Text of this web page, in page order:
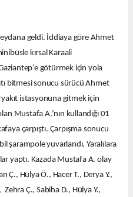
geldi. İddiaya göre Ahmet
kırsal Karaali
götürmek için yola
bitmesi sonucu sürücü Ahmet
istasyonuna gitmek için
Mustafa A.’nın kullandığı 01
çarpıştı. Çarpışma sonucu
şarampole yuvarlandı. Yaralılara
yaptı. Kazada Mustafa A. olay
Ç., Hülya Ö., Hacer T., Derya Y.,
Ç., Sabiha D., Hülya Y.,